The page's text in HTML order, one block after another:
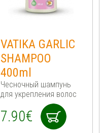
VATIKA GARLIC
SHAMPOO
400ml
Чесночный шампунь
для укрепления волос
7.90€